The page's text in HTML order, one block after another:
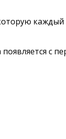
каждый
с